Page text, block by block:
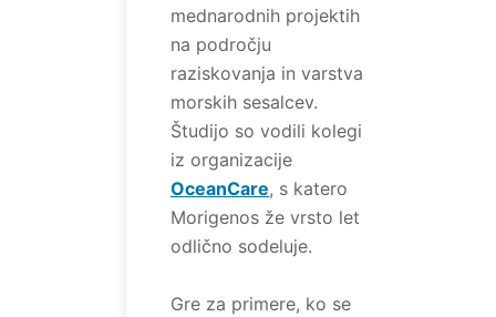
mednarodnih projektih
na področju
raziskovanja in varstva
morskih sesalcev.
Študijo so vodili kolegi
iz organizacije
OceanCare, s katero
Morigenos že vrsto let
odlično sodeluje.
Gre za primere, ko se